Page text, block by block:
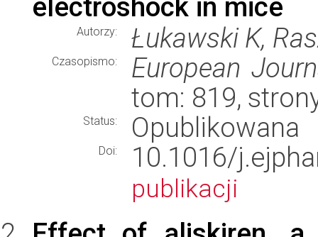
electroshock in mice
Autorzy: Łukawski K,
Czasopismo:
European
tom: 819,
Status: Opublikowana
Doi: 10.1016/
publikacji